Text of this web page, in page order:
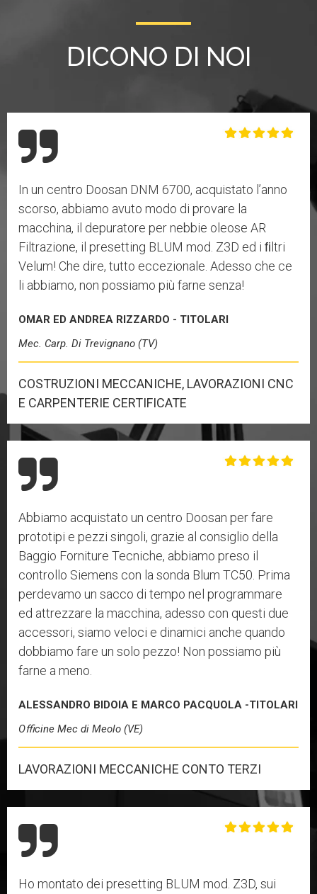
DICONO DI NOI
In un centro Doosan DNM 6700, acquistato l’anno
scorso, abbiamo avuto modo di provare la
macchina, il depuratore per nebbie oleose AR
Filtrazione, il presetting BLUM mod. Z3D ed i ﬁltri
Velum! Che dire, tutto eccezionale. Adesso che ce
li abbiamo, non possiamo più farne senza!
OMAR ED ANDREA RIZZARDO - TITOLARI
Mec. Carp. Di Trevignano (TV)
COSTRUZIONI MECCANICHE, LAVORAZIONI CNC
E CARPENTERIE CERTIFICATE
Abbiamo acquistato un centro Doosan per fare
prototipi e pezzi singoli, grazie al consiglio della
Baggio Forniture Tecniche, abbiamo preso il
controllo Siemens con la sonda Blum TC50. Prima
perdevamo un sacco di tempo nel programmare
ed attrezzare la macchina, adesso con questi due
accessori, siamo veloci e dinamici anche quando
dobbiamo fare un solo pezzo! Non possiamo più
farne a meno.
ALESSANDRO BIDOIA E MARCO PACQUOLA -TITOLARI
Oﬃcine Mec di Meolo (VE)
LAVORAZIONI MECCANICHE CONTO TERZI
Ho montato dei presetting BLUM mod. Z3D, sui